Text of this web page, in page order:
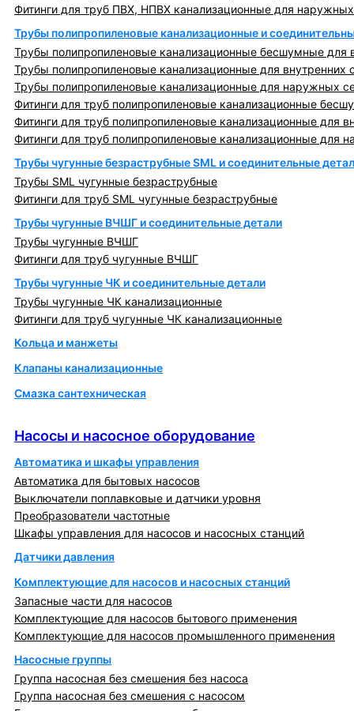
Фитинги для труб ПВХ, НПВХ канализационные для
Трубы полипропиленовые канализационные и
Трубы полипропиленовые канализационные бесшумные для
Трубы полипропиленовые канализационные для внутренних
Трубы полипропиленовые канализационные для наружных
Фитинги для труб полипропиленовые канализационные
Фитинги для труб полипропиленовые канализационные для
Фитинги для труб полипропиленовые канализационные для
Трубы чугунные безраструбные SML и соединительные
Трубы SML чугунные безраструбные
Фитинги для труб SML чугунные безраструбные
Трубы чугунные ВЧШГ и соединительные детали
Трубы чугунные ВЧШГ
Фитинги для труб чугунные ВЧШГ
Трубы чугунные ЧК и соединительные детали
Трубы чугунные ЧК канализационные
Фитинги для труб чугунные ЧК канализационные
Кольца и манжеты
Клапаны канализационные
Смазка сантехническая
Насосы и насосное оборудование
Автоматика и шкафы управления
Автоматика для бытовых насосов
Выключатели поплавковые и датчики уровня
Преобразователи частотные
Шкафы управления для насосов и насосных станций
Датчики давления
Комплектующие для насосов и насосных станций
Запасные части для насосов
Комплектующие для насосов бытового применения
Комплектующие для насосов промышленного применения
Насосные группы
Группа насосная без смешения без насоса
Группа насосная без смешения с насосом